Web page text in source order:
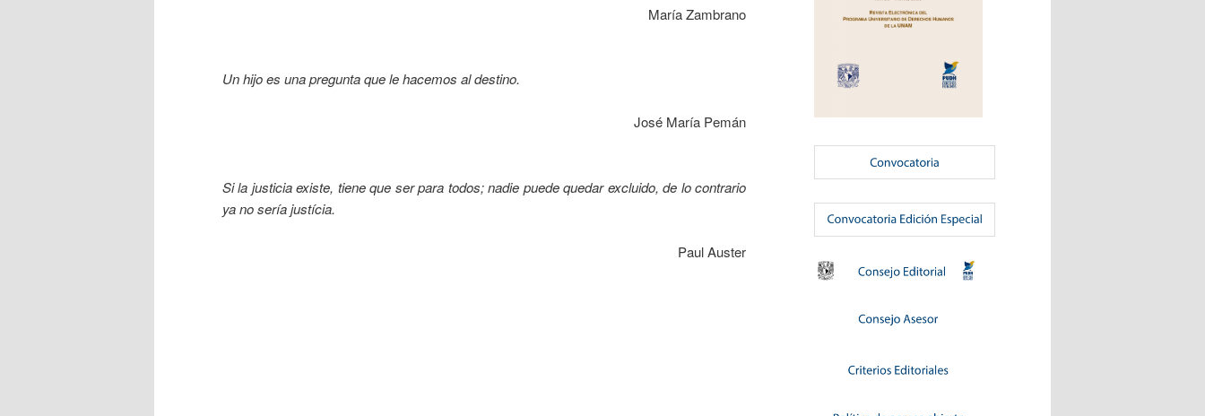
María Zambrano
Un hijo es una pregunta que le hacemos al destino.
José María Pemán
Si la justicia existe, tiene que ser para todos; nadie puede quedar excluido, de lo contrario
ya no sería justícia.
Paul Auster